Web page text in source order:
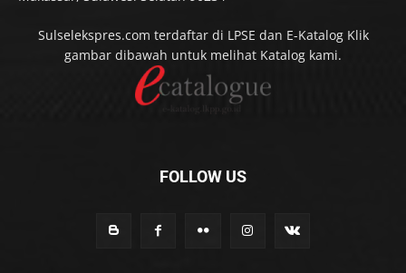
Sulselekspres.com terdaftar di LPSE dan E-Katalog Klik
gambar dibawah untuk melihat Katalog kami.
FOLLOW US